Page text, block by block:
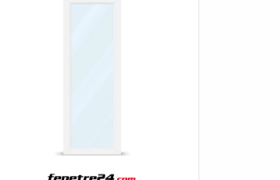
vantail fixe s’intègre